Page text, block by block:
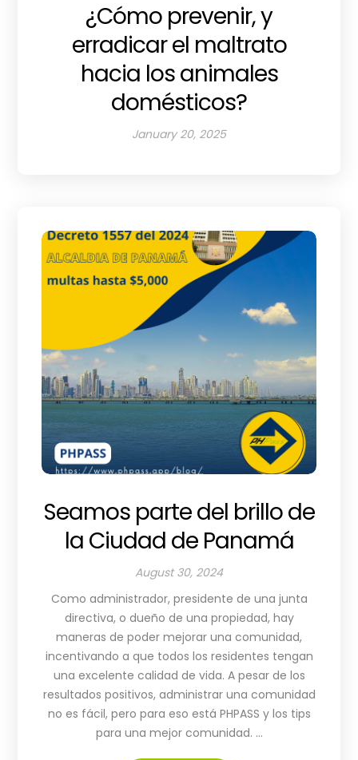
¿Cómo prevenir, y
erradicar el maltrato
hacia los animales
domésticos?
January 20, 2025
Seamos parte del brillo de
la Ciudad de Panamá
August 30, 2024
Como administrador, presidente de una junta
directiva, o dueño de una propiedad, hay
maneras de poder mejorar una comunidad,
incentivando a que todos los residentes tengan
una excelente calidad de vida. A pesar de los
resultados positivos, administrar una comunidad
no es fácil, pero para eso está PHPASS y los tips
para una mejor comunidad. ...